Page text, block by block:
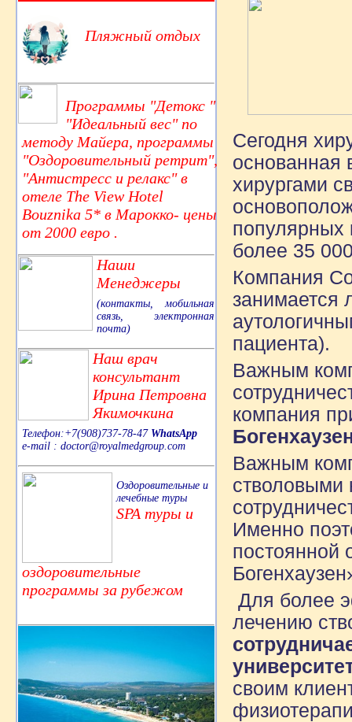
Пляжный отдых
Программы "Детокс "
"Идеальный вес" по
методу Майера, программы
"Оздоровительный ретрит",
"Антистресс и релакс" в
отеле The View Hotel
Bouznika 5* в Марокко- цены
от 2000 евро .
Наши
Менеджеры
(контакты, мобильная
связь, электронная
почта)
Наш врач
консультант
Ирина Петровна
Якимочкина
Телефон:+7(908)737-78-47 WhatsApp
e-mail : doctor@royalmedgroup.com
Оздоровительные и
лечебные туры
SPA туры и
оздоровительные
программы за рубежом
Сегодня
основанная
хирургами
популярных
более 35
Компания
занимается
пациента).
Важным
компания
Важным
стволовыми
Именно
постоянной
Для более
лечению
своим